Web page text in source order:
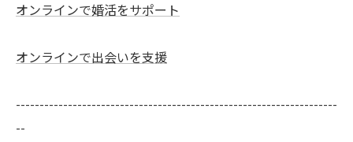
オンラインで婚活をサポート
オンラインで出会いを支援
--------------------------------------------------------------------
--